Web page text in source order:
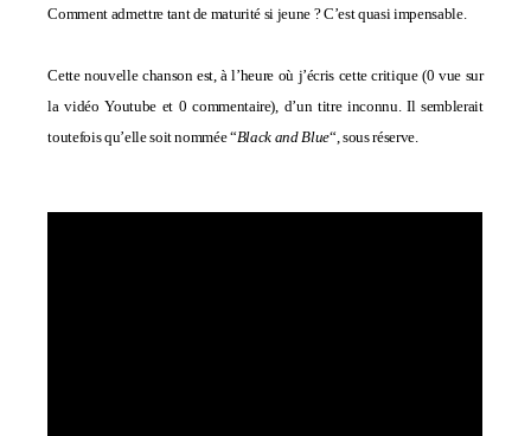
Comment admettre tant de maturité si jeune ? C’est quasi impensable.
Cette nouvelle chanson est, à l’heure où j’écris cette critique (0 vue sur
la vidéo Youtube et 0 commentaire), d’un titre inconnu. Il semblerait
toutefois qu’elle soit nommée “Black and Blue“, sous réserve.